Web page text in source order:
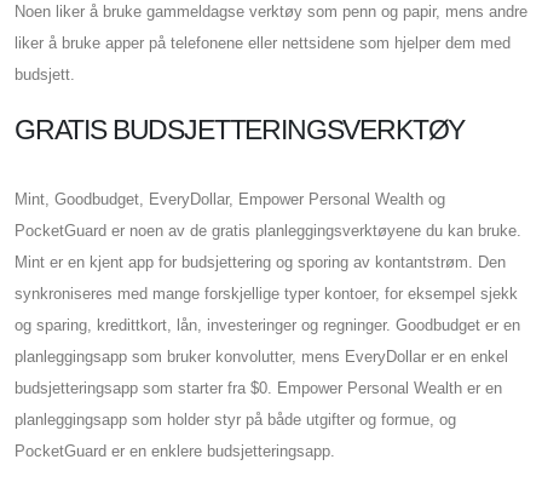
Noen liker å bruke gammeldagse verktøy som penn og papir, mens andre
liker å bruke apper på telefonene eller nettsidene som hjelper dem med
budsjett.
GRATIS BUDSJETTERINGSVERKTØY
Mint, Goodbudget, EveryDollar, Empower Personal Wealth og
PocketGuard er noen av de gratis planleggingsverktøyene du kan bruke.
Mint er en kjent app for budsjettering og sporing av kontantstrøm. Den
synkroniseres med mange forskjellige typer kontoer, for eksempel sjekk
og sparing, kredittkort, lån, investeringer og regninger. Goodbudget er en
planleggingsapp som bruker konvolutter, mens EveryDollar er en enkel
budsjetteringsapp som starter fra $0. Empower Personal Wealth er en
planleggingsapp som holder styr på både utgifter og formue, og
PocketGuard er en enklere budsjetteringsapp.